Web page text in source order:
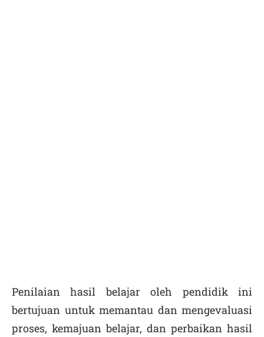
Penilaian hasil belajar oleh pendidik ini
bertujuan untuk memantau dan mengevaluasi
proses, kemajuan belajar, dan perbaikan hasil